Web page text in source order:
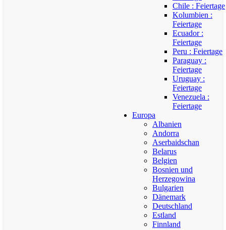
Chile : Feiertage
Kolumbien :
Feiertage
Ecuador :
Feiertage
Peru : Feiertage
Paraguay :
Feiertage
Uruguay :
Feiertage
Venezuela :
Feiertage
Europa
Albanien
Andorra
Aserbaidschan
Belarus
Belgien
Bosnien und
Herzegowina
Bulgarien
Dänemark
Deutschland
Estland
Finnland